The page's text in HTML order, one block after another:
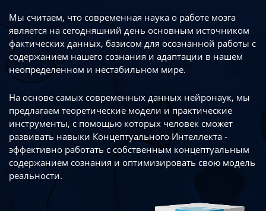
Мы считаем, что современная наука о работе мозга
является на сегодняшний день основным источником
фактических данных, базисом для осознанной работы с
содержанием нашего сознания и адаптации в нашем
неопределенном и нестабильном мире.
На основе самых современных данных нейронаук, мы
предлагаем теоретические модели и практические
инструменты, с помощью которых человек сможет
развивать навыки Концептуального Интеллекта -
эффективно работать с собственным концептуальным
содержанием сознания и оптимизировать свою модель
реальности.